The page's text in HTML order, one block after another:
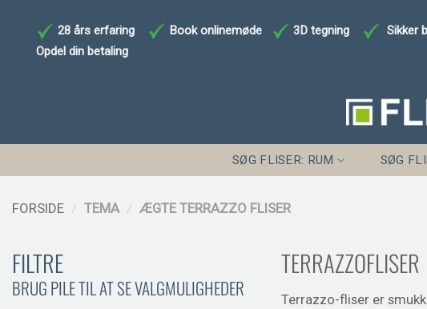
indhold
28 års erfaring Book onlinemøde 3D tegning
Sikker
Opdel din betaling
SØG FLISER: RUM SØG
FORSIDE / TEMA / ÆGTE TERRAZZO FLISER
FILTRE
BRUG PILE TIL AT SE VALGMULIGHEDER
TERRAZZOFLISER
Terrazzo-fliser er